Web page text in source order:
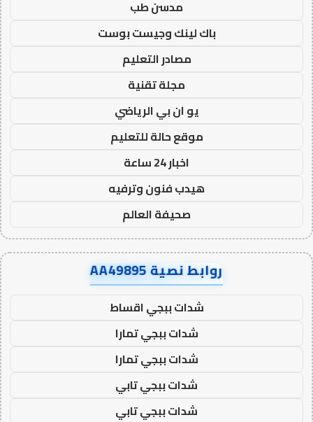
مدسن طب
باك لينك وجيست بوست
مصادر التعليم
مجلة تقنية
يو ان بي الرياضي
موقع حالة للتعليم
اخبار 24 ساعة
هيدب فنون وترفيه
صحيفة العالم
روابط نصية AA49895
شدات ببجي اقساط
شدات ببجي تمارا
شدات ببجي تمارا
شدات ببجي تابي
شدات ببجي تابي